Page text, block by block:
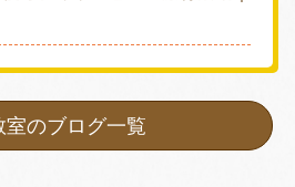
室のブログ一覧